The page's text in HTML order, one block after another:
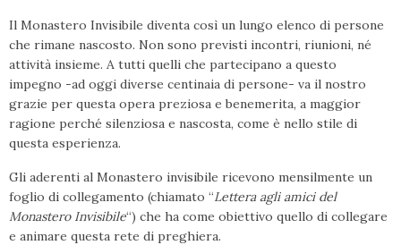
Il Monastero Invisibile diventa così un lungo elenco di persone
che rimane nascosto. Non sono previsti incontri, riunioni, né
attività insieme. A tutti quelli che partecipano a questo
impegno -ad oggi diverse centinaia di persone- va il nostro
grazie per questa opera preziosa e benemerita, a maggior
ragione perché silenziosa e nascosta, come è nello stile di
questa esperienza.
Gli aderenti al Monastero invisibile ricevono mensilmente un
foglio di collegamento (chiamato “Lettera agli amici del
Monastero Invisibile“) che ha come obiettivo quello di collegare
e animare questa rete di preghiera.